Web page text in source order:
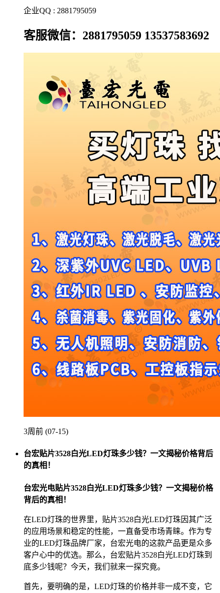
企业QQ : 2881795059
客服微信：2881795059 13537583692
3周前 (07-15)
台宏贴片3528白光LED灯珠多少钱？一文揭秘价格背后
的真相！
台宏光电贴片3528白光LED灯珠多少钱？一文揭秘价格
背后的真相！
在LED灯珠的世界里，贴片3528白光LED灯珠因其广泛
的应用场景和稳定的性能，一直备受市场青睐。作为专
业的LED灯珠品牌厂家，台宏光电的这款产品更是众多
客户心中的优选。那么，台宏贴片3528白光LED灯珠到
底多少钱呢？今天，我们就来一探究竟。
首先，要明确的是，LED灯珠的价格并非一成不变，它